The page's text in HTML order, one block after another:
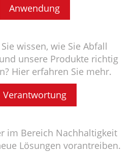
Anwendung
wissen, wie Sie Abfall
unsere Produkte richtig
Hier erfahren Sie mehr.
Verantwortung
im Bereich Nachhaltigkeit
Lösungen vorantreiben.